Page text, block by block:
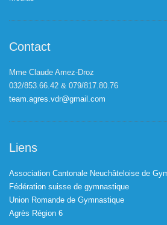
Contact
Mme Claude Amez-Droz
032/853.66.42 & 079/817.80.76
team.agres.vdr@gmail.com
Liens
Association Cantonale Neuchâteloise de
Fédération suisse de gymnastique
Union Romande de Gymnastique
Agrès Région 6